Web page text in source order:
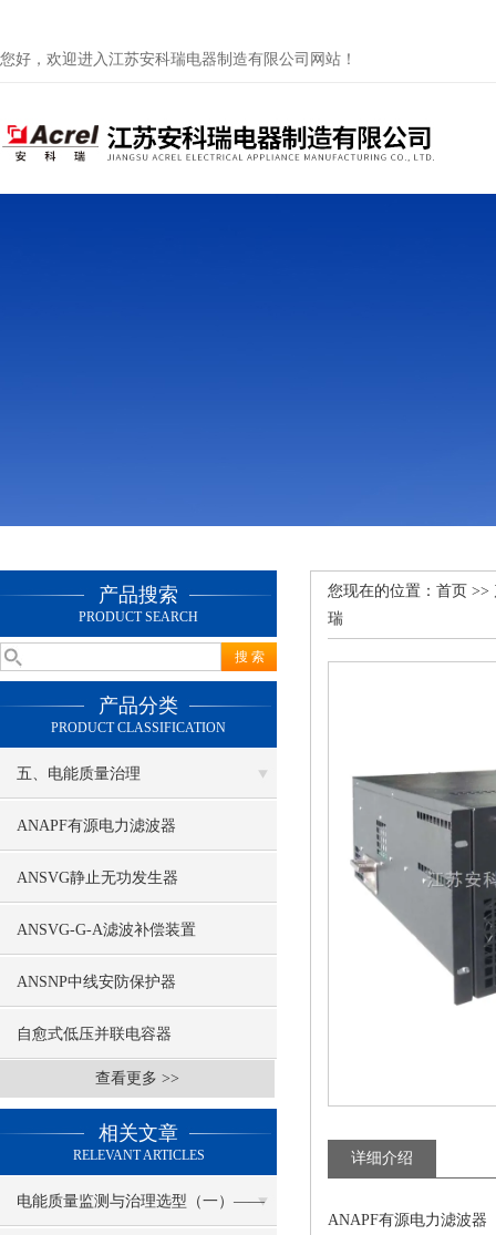
您好，欢迎进入江苏安科瑞电器制造有限公司网站！
产品搜索
PRODUCT SEARCH
产品分类
PRODUCT CLASSIFICATION
五、电能质量治理
ANAPF有源电力滤波器
ANSVG静止无功发生器
ANSVG-G-A滤波补偿装置
ANSNP中线安防保护器
自愈式低压并联电容器
查看更多 >>
相关文章
RELEVANT ARTICLES
电能质量监测与治理选型（一）——
您现在的位置： 首页 >>
瑞
详细介绍
ANAPF有源电力滤波器